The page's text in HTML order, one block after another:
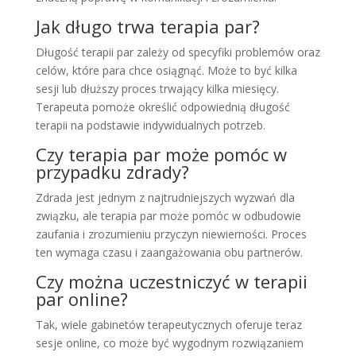
Jak długo trwa terapia par?
Długość terapii par zależy od specyfiki problemów oraz
celów, które para chce osiągnąć. Może to być kilka
sesji lub dłuższy proces trwający kilka miesięcy.
Terapeuta pomoże określić odpowiednią długość
terapii na podstawie indywidualnych potrzeb.
Czy terapia par może pomóc w
przypadku zdrady?
Zdrada jest jednym z najtrudniejszych wyzwań dla
związku, ale terapia par może pomóc w odbudowie
zaufania i zrozumieniu przyczyn niewierności. Proces
ten wymaga czasu i zaangażowania obu partnerów.
Czy można uczestniczyć w terapii
par online?
Tak, wiele gabinetów terapeutycznych oferuje teraz
sesje online, co może być wygodnym rozwiązaniem